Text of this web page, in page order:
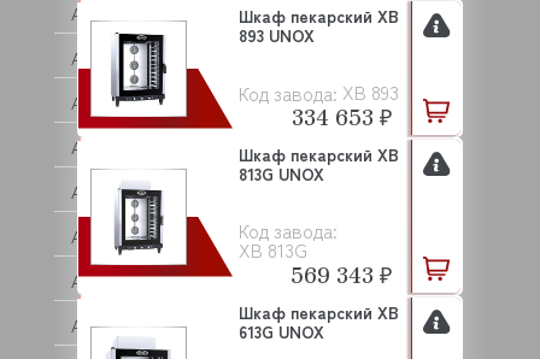
AQUA
ARISTARCO
ARKTO
ARTHERMO
ASCASO
ASCO
ASCOBLOC
ASCON TECNOLOGIC
Код завода: XB 893
Шкаф пекарский XB
893 UNOX
334 653 ₽
Код завода:
XB 813G
Шкаф пекарский XB
813G UNOX
569 343 ₽
Шкаф пекарский XB
613G UNOX